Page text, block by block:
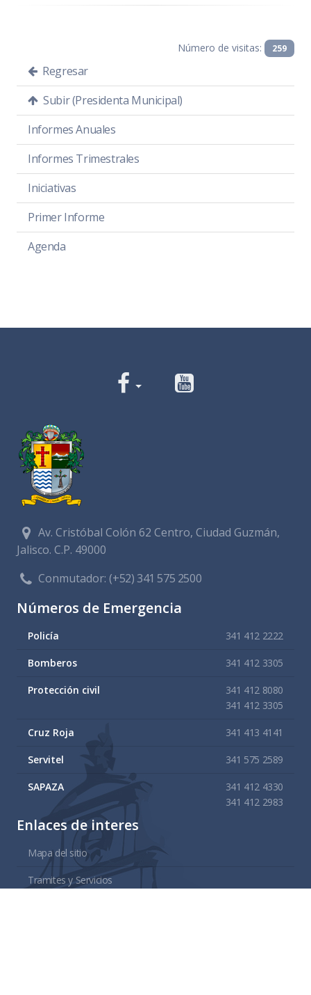
Número de visitas: 259
Regresar
Subir (Presidenta Municipal)
Informes Anuales
Informes Trimestrales
Iniciativas
Primer Informe
Agenda
Av. Cristóbal Colón 62 Centro, Ciudad Guzmán,
Jalisco. C.P. 49000
Conmutador:(+52) 341 575 2500
Números de Emergencia
Policía 341 412 2222
Bomberos 341 412 3305
Protección civil
341 412 8080
341 412 3305
Cruz Roja 341 413 4141
Servitel 341 575 2589
SAPAZA
341 412 4330
341 412 2983
Enlaces de interes
Mapa del sitio
Tramites y Servicios